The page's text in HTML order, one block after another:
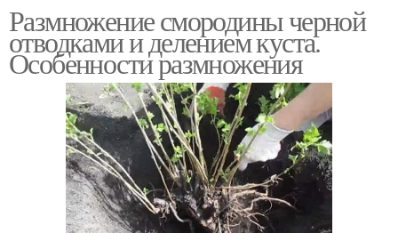
Размножение смородины черной
отводками и делением куста.
Особенности размножения